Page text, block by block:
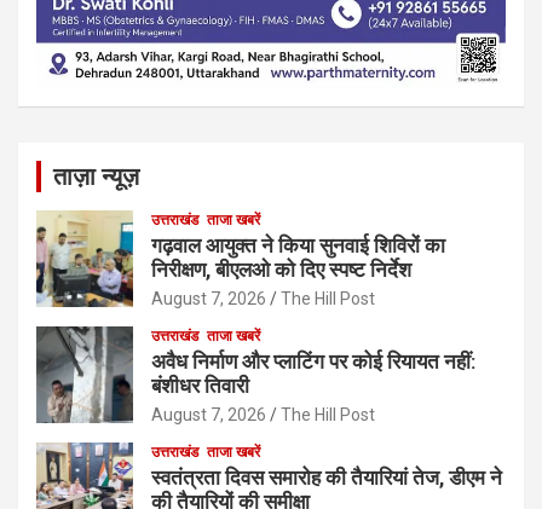
ताज़ा न्यूज़
उत्तराखंड ताजा खबरें
गढ़वाल आयुक्त ने किया सुनवाई शिविरों का
निरीक्षण, बीएलओ को दिए स्पष्ट निर्देश
August 7, 2026 The Hill Post
उत्तराखंड ताजा खबरें
अवैध निर्माण और प्लाटिंग पर कोई रियायत नहीं:
बंशीधर तिवारी
August 7, 2026 The Hill Post
उत्तराखंड ताजा खबरें
स्वतंत्रता दिवस समारोह की तैयारियां तेज, डीएम ने
की तैयारियों की समीक्षा